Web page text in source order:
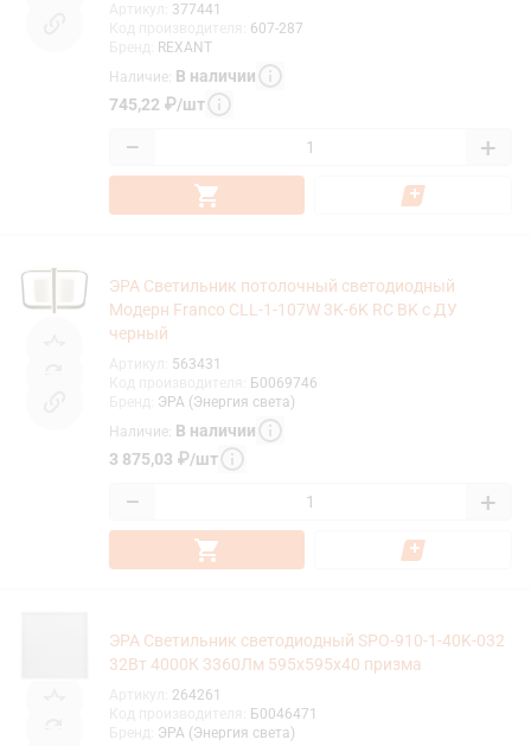
377441
607-287
REXANT
Наличие: В наличии
745,22 ₽/шт
− +
ЭРА Светильник потолочный светодиодный
Модерн Franco CLL-1-107W 3K-6K RC BK с ДУ
черный
563431
Б0069746
ЭРА (Энергия света)
Наличие: В наличии
3 875,03 ₽/шт
− +
ЭРА Светильник светодиодный SPO-910-1-40K-032
32Вт 4000К 3360Лм 595x595x40 призма
264261
Б0046471
ЭРА (Энергия света)